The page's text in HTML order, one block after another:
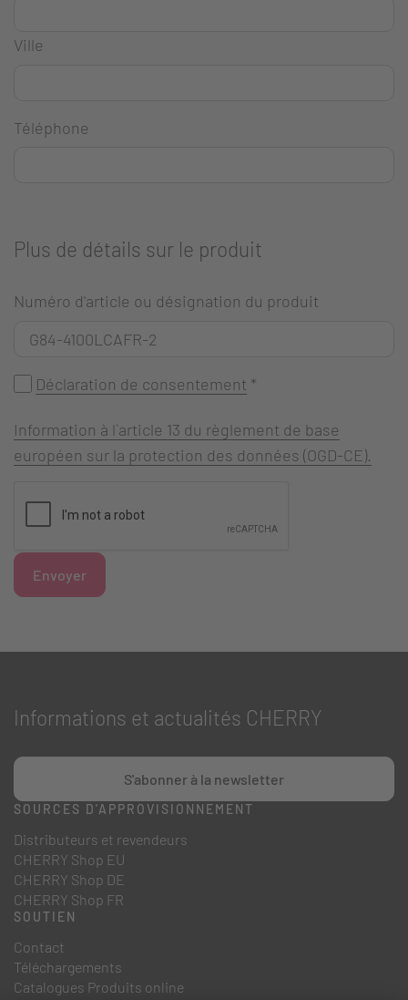
Ville
Téléphone
Plus de détails sur le produit
Numéro d'article ou désignation du produit
Déclaration de consentement *
Information à l`article 13 du règlement de base
européen sur la protection des données (OGD-CE).
Envoyer
Informations et actualités CHERRY
S'abonner à la newsletter
SOURCES D'APPROVISIONNEMENT
Distributeurs et revendeurs
CHERRY Shop EU
CHERRY Shop DE
CHERRY Shop FR
SOUTIEN
Contact
Téléchargements
Catalogues Produits online